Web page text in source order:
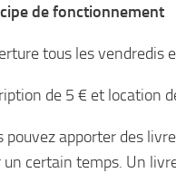
de fonctionnement
tous les vendredis
de 5 € et location
pouvez apporter des
un certain temps. Un